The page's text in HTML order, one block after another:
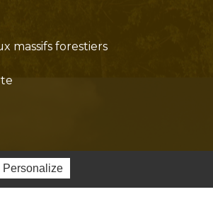
massifs forestiers
Personalize